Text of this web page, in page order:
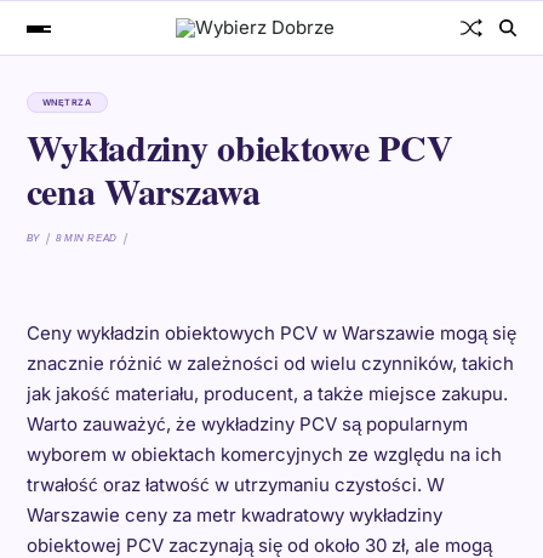
WNĘTRZA
Wykładziny obiektowe PCV
cena Warszawa
BY 8 MIN READ
Ceny wykładzin obiektowych PCV w Warszawie mogą się
znacznie różnić w zależności od wielu czynników, takich
jak jakość materiału, producent, a także miejsce zakupu.
Warto zauważyć, że wykładziny PCV są popularnym
wyborem w obiektach komercyjnych ze względu na ich
trwałość oraz łatwość w utrzymaniu czystości. W
Warszawie ceny za metr kwadratowy wykładziny
obiektowej PCV zaczynają się od około 30 zł, ale mogą